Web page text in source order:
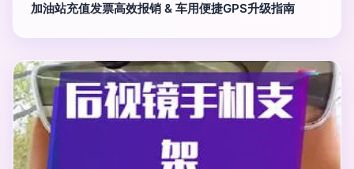
加油站充值发票高效报销 & 车用便捷GPS升级指南